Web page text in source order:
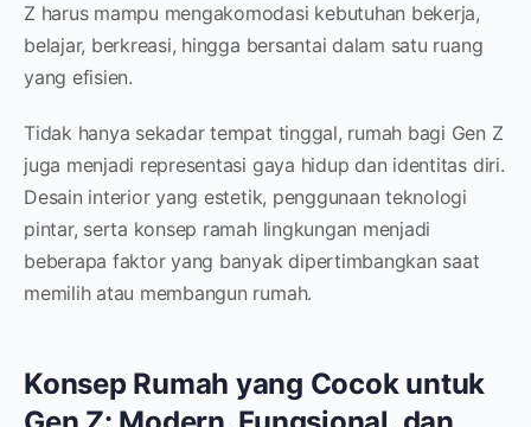
Z harus mampu mengakomodasi kebutuhan bekerja,
belajar, berkreasi, hingga bersantai dalam satu ruang
yang efisien.
Tidak hanya sekadar tempat tinggal, rumah bagi Gen Z
juga menjadi representasi gaya hidup dan identitas diri.
Desain interior yang estetik, penggunaan teknologi
pintar, serta konsep ramah lingkungan menjadi
beberapa faktor yang banyak dipertimbangkan saat
memilih atau membangun rumah.
Konsep Rumah yang Cocok untuk